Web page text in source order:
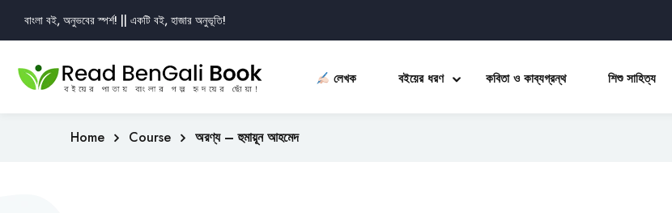
বাংলা বই, অনুভবের স্পর্শ! || একটি বই, হাজার অনুভূতি!
লেখক বইয়ের ধরণ কবিতা ও কাব্যগ্রন্থ শিশু সাহিত্য
Home Course অরণ্য – হুমায়ূন আহমেদ